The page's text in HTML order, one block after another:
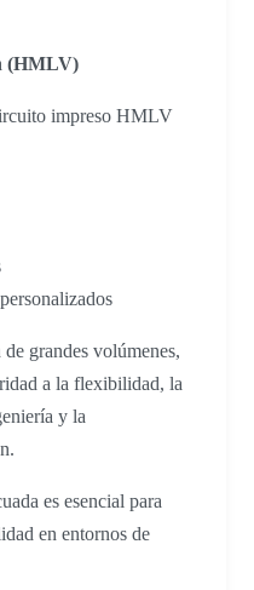
(HMLV)
impreso HMLV
grandes volúmenes,
a la flexibilidad, la
y la
es esencial para
en entornos de